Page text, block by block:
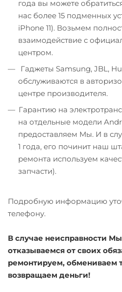
года вы можете
нас более 15 подменных
iPhone 11). Возьмем
взаимодействие с
центром.
Гаджеты Samsung, JBL,
обслуживаются в
центре производителя.
Гарантию на
на отдельные модели
предоставляем Мы. И в
1 года, его починит наш
ремонта используем
запчасти).
Подробную информацию
телефону.
В случае неисправности
отказываемся от своих
ремонтируем, обмениваем
возвращаем деньги!